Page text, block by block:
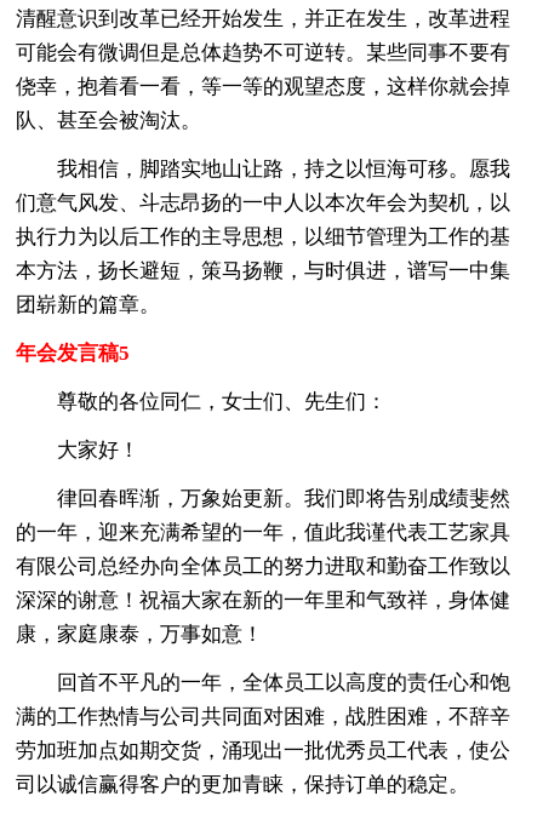
清醒意识到改革已经开始发生，并正在发生，改革进程
可能会有微调但是总体趋势不可逆转。某些同事不要有
侥幸，抱着看一看，等一等的观望态度，这样你就会掉
队、甚至会被淘汰。
我相信，脚踏实地山让路，持之以恒海可移。愿我
们意气风发、斗志昂扬的一中人以本次年会为契机，以
执行力为以后工作的主导思想，以细节管理为工作的基
本方法，扬长避短，策马扬鞭，与时俱进，谱写一中集
团崭新的篇章。
年会发言稿5
尊敬的各位同仁，女士们、先生们：
大家好！
律回春晖渐，万象始更新。我们即将告别成绩斐然
的一年，迎来充满希望的一年，值此我谨代表工艺家具
有限公司总经办向全体员工的努力进取和勤奋工作致以
深深的谢意！祝福大家在新的一年里和气致祥，身体健
康，家庭康泰，万事如意！
回首不平凡的一年，全体员工以高度的责任心和饱
满的工作热情与公司共同面对困难，战胜困难，不辞辛
劳加班加点如期交货，涌现出一批优秀员工代表，使公
司以诚信赢得客户的更加青睐，保持订单的稳定。